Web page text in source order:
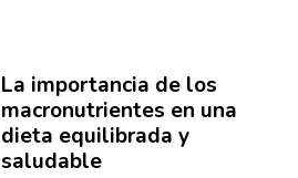
La importancia de los
macronutrientes en una
dieta equilibrada y
saludable